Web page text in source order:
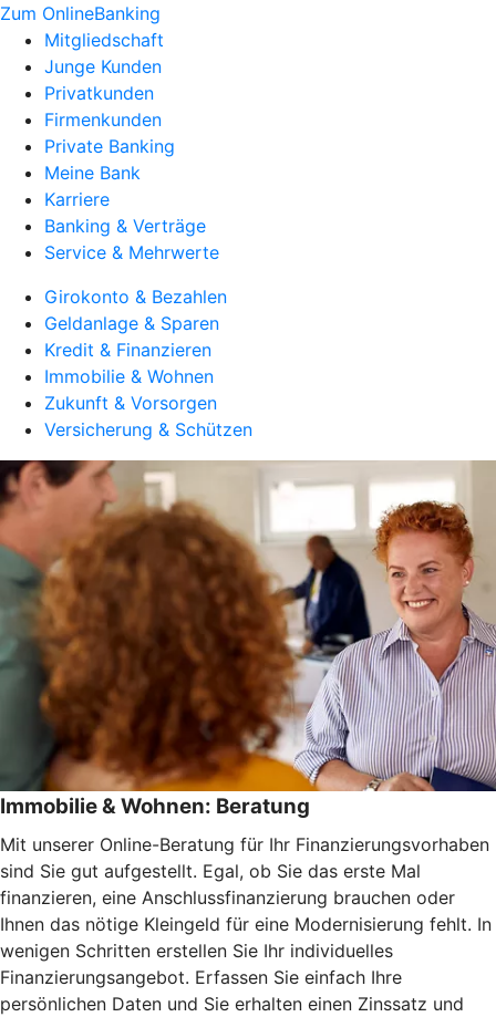
Zum OnlineBanking
Mitgliedschaft
Junge Kunden
Privatkunden
Firmenkunden
Private Banking
Meine Bank
Karriere
Banking & Verträge
Service & Mehrwerte
Girokonto & Bezahlen
Geldanlage & Sparen
Kredit & Finanzieren
Immobilie & Wohnen
Zukunft & Vorsorgen
Versicherung & Schützen
Immobilie & Wohnen: Beratung
Mit unserer Online-Beratung für Ihr Finanzierungsvorhaben
sind Sie gut aufgestellt. Egal, ob Sie das erste Mal
finanzieren, eine Anschlussfinanzierung brauchen oder
Ihnen das nötige Kleingeld für eine Modernisierung fehlt. In
wenigen Schritten erstellen Sie Ihr individuelles
Finanzierungsangebot. Erfassen Sie einfach Ihre
persönlichen Daten und Sie erhalten einen Zinssatz und